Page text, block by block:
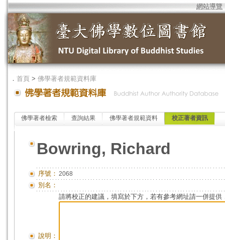
網站導覽
． 首頁 > 佛學著者規範資料庫
佛學著者檢索 查詢結果 佛學著者規範資料 校正著者資訊
Bowring, Richard
序號： 2068
別名：
說明：
請將校正的建議，填寫於下方，若有參考網址請一併提供